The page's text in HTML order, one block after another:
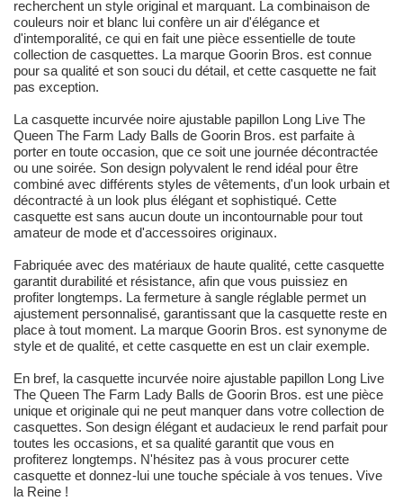
recherchent un style original et marquant. La combinaison de
couleurs noir et blanc lui confère un air d'élégance et
d'intemporalité, ce qui en fait une pièce essentielle de toute
collection de casquettes. La marque Goorin Bros. est connue
pour sa qualité et son souci du détail, et cette casquette ne fait
pas exception.
La casquette incurvée noire ajustable papillon Long Live The
Queen The Farm Lady Balls de Goorin Bros. est parfaite à
porter en toute occasion, que ce soit une journée décontractée
ou une soirée. Son design polyvalent le rend idéal pour être
combiné avec différents styles de vêtements, d'un look urbain et
décontracté à un look plus élégant et sophistiqué. Cette
casquette est sans aucun doute un incontournable pour tout
amateur de mode et d'accessoires originaux.
Fabriquée avec des matériaux de haute qualité, cette casquette
garantit durabilité et résistance, afin que vous puissiez en
profiter longtemps. La fermeture à sangle réglable permet un
ajustement personnalisé, garantissant que la casquette reste en
place à tout moment. La marque Goorin Bros. est synonyme de
style et de qualité, et cette casquette en est un clair exemple.
En bref, la casquette incurvée noire ajustable papillon Long Live
The Queen The Farm Lady Balls de Goorin Bros. est une pièce
unique et originale qui ne peut manquer dans votre collection de
casquettes. Son design élégant et audacieux le rend parfait pour
toutes les occasions, et sa qualité garantit que vous en
profiterez longtemps. N'hésitez pas à vous procurer cette
casquette et donnez-lui une touche spéciale à vos tenues. Vive
la Reine !